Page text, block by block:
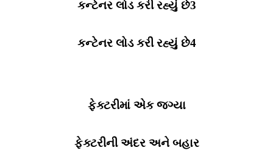
કન્ટેનર લોડ કરી રહ્યું છે3
કન્ટેનર લોડ કરી રહ્યું છે4
ફેક્ટરીમાં એક જગ્યા
ફેક્ટરીની અંદર અને બહાર